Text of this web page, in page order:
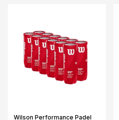
Wilson Performance Padel